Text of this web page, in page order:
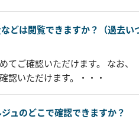
どは閲覧できますか？（過去い
てご確認いただけます。 なお
認いただけます。・・・
ュのどこで確認できますか？